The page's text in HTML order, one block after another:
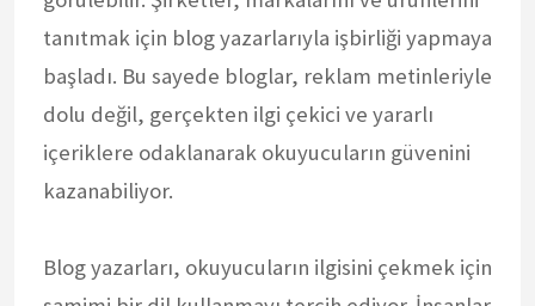
tanıtmak için blog yazarlarıyla işbirliği yapmaya
başladı. Bu sayede bloglar, reklam metinleriyle
dolu değil, gerçekten ilgi çekici ve yararlı
içeriklere odaklanarak okuyucuların güvenini
kazanabiliyor.
Blog yazarları, okuyucuların ilgisini çekmek için